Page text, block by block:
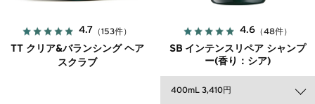
4.7 （153件）
TT クリア&バランシング ヘア
スクラブ
4.6 （48件）
SB インテンスリペア シャンプ
ー(香り：シア)
400mL 3,410円